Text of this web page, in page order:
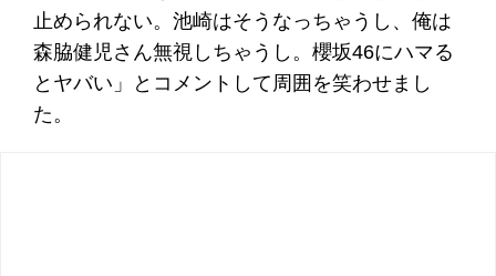
止められない。池崎はそうなっちゃうし、俺は
森脇健児さん無視しちゃうし。櫻坂46にハマる
とヤバい」とコメントして周囲を笑わせまし
た。